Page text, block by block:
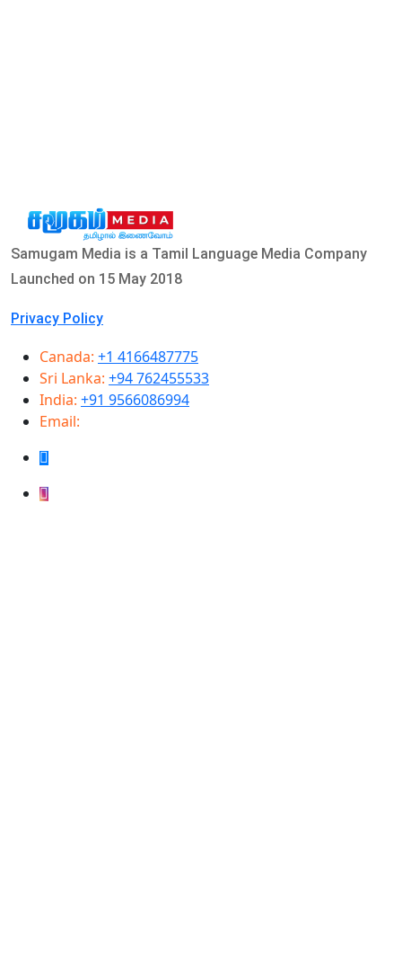
Samugam Media is a Tamil Language Media Company
Launched on 15 May 2018
Privacy Policy
Canada: +1 4166487775
Sri Lanka: +94 762455533
India: +91 9566086994
Email: